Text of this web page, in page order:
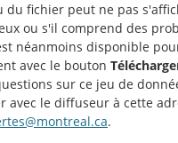
du fichier peut ne pas
ou s'il comprend des
néanmoins disponible
avec le bouton
sur ce jeu de
avec le diffuseur à cette
.